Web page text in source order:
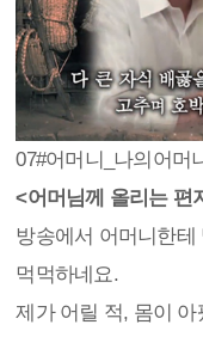
07#어머니_나의어머
<어머님께 올리는 편
방송에서 어머니한
먹먹하네요.
제가 어릴 적, 몸이